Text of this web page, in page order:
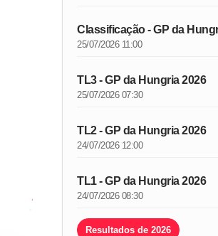
Classificação - GP da
25/07/2026 11:00
TL3 - GP da Hungria 2026
25/07/2026 07:30
TL2 - GP da Hungria 2026
24/07/2026 12:00
TL1 - GP da Hungria 2026
24/07/2026 08:30
Resultados de 2026